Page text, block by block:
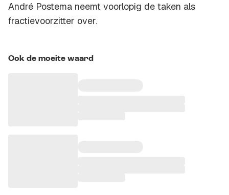
André Postema neemt voorlopig de taken als
fractievoorzitter over.
Ook de moeite waard